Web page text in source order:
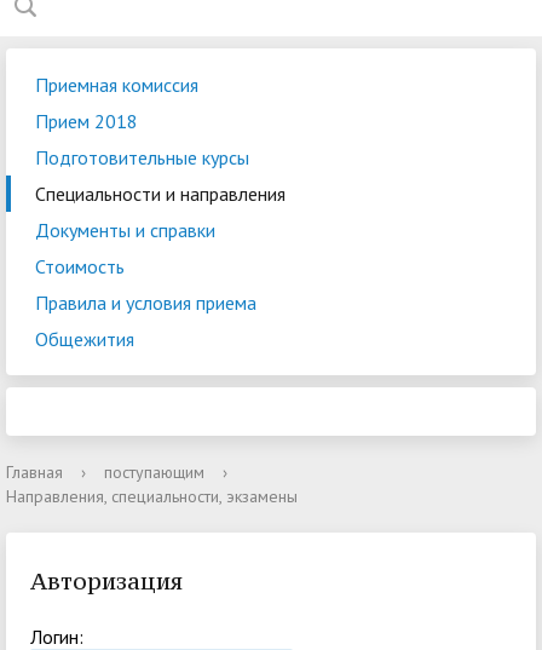
Приемная комиссия
Прием 2018
Подготовительные курсы
Специальности и направления
Документы и справки
Стоимость
Правила и условия приема
Общежития
Главная › поступающим
›
Направления, специальности, экзамены
Авторизация
Логин: